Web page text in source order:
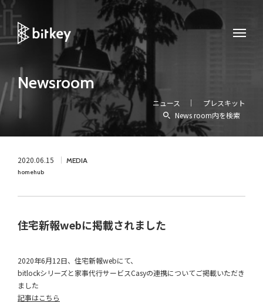
Newsroom
ニュース
プレスキット
News room内を検索
2020.06.15 MEDIA
homehub
住宅新報webに掲載されました
2020年6月12日、住宅新報webにて、
bitlockシリーズと家事代行サービスCasyの連携についてご掲載いただき
ました
記事はこちら